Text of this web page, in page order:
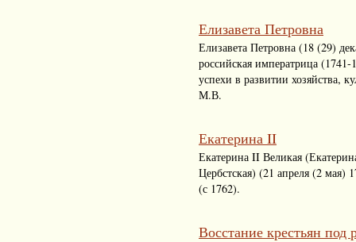
Елизавета Петровна
Елизавета Петровна (18 (29)
российская императрица
успехи в развитии хозяйства,
М.В.
Екатерина II
Екатерина II Великая
Цербстская) (21 апреля (2
(с 1762).
Восстание крестьян